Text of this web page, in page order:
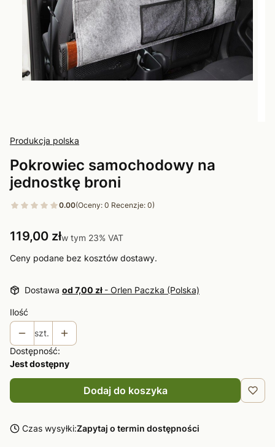
Produkcja polska
Pokrowiec samochodowy na
jednostkę broni
0.00(Oceny: 0 Recenzje: 0)
Cena
119,00 złw tym 23% VAT
w tym 23% VAT
Ceny podane bez kosztów dostawy.
Dostawa od 7,00 zł - Orlen Paczka (Polska)
Ilość
szt.
Dostępność:
Jest dostępny
Dodaj do koszyka
Czas wysyłki:Zapytaj o termin dostępności